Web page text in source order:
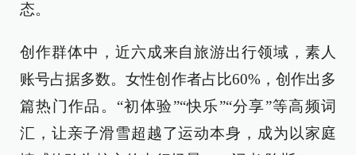
态。
创作群体中，近六成来自旅游出行领域，素人
账号占据多数。女性创作者占比60%，创作出多
篇热门作品。“初体验”“快乐”“分享”等高频词
汇，让亲子滑雪超越了运动本身，成为以家庭